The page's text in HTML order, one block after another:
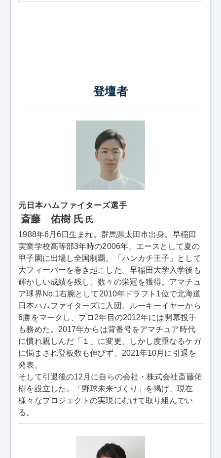
登壇者
元日本ハムファイターズ選手
斎藤 佑樹 氏 氏
1988年6月6日生まれ。群馬県太田市出身。早稲田
実業学校高等部3年時の2006年、エースとして夏の
甲子園に出場し全国制覇。「ハンカチ王子」として
大フィーバーを巻き起こした。早稲田大学入学後も
輝かしい成績を残し、数々の栄冠を獲得。アマチュ
ア球界No.1右腕として2010年ドラフト1位で北海道
日本ハムファイターズに入団。ルーキーイヤーから
6勝をマークし、プロ2年目の2012年には開幕投手
も務めた。2017年からは背番号をアマチュア時代
に慣れ親しんだ「１」に変更。しかし度重なるケガ
に悩まされ登板数も伸びず、2021年10月に引退を
発表。
そして引退後の12月に自らの会社・株式会社斎藤佑
樹を設立した。「野球未来づくり」を掲げ、現在
様々なプロジェクトの実現にむけて取り組んでい
る。